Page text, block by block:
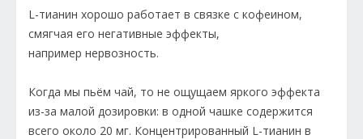
L-тианин хорошо работает в связке с кофеином,
смягчая его негативные эффекты,
например нервозность.
Когда мы пьём чай, то не ощущаем яркого эффекта
из-за малой дозировки: в одной чашке содержится
всего около 20 мг. Концентрированный L-тианин в